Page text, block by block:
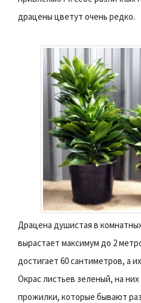
драцены цветут очень редко.
Драцена душистая в
вырастает максимум до 2
достигает 60 сантиметров, а
Окрас листьев зеленый, на
прожилки, которые бывают